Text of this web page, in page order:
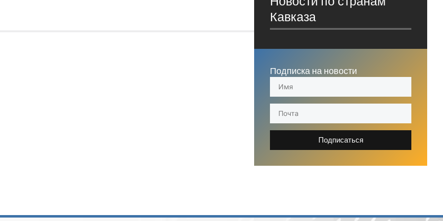
Кавказа
Подписка на новости
Подписаться